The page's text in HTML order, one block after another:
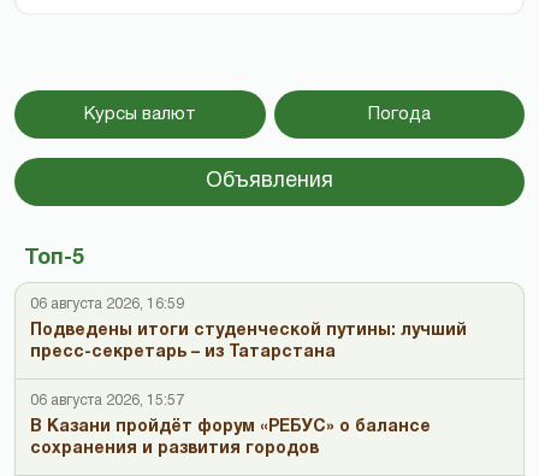
Курсы валют Погода
Объявления
Топ-5
06 августа 2026, 16:59
Подведены итоги студенческой путины: лучший
пресс-секретарь – из Татарстана
06 августа 2026, 15:57
В Казани пройдёт форум «РЕБУС» о балансе
сохранения и развития городов